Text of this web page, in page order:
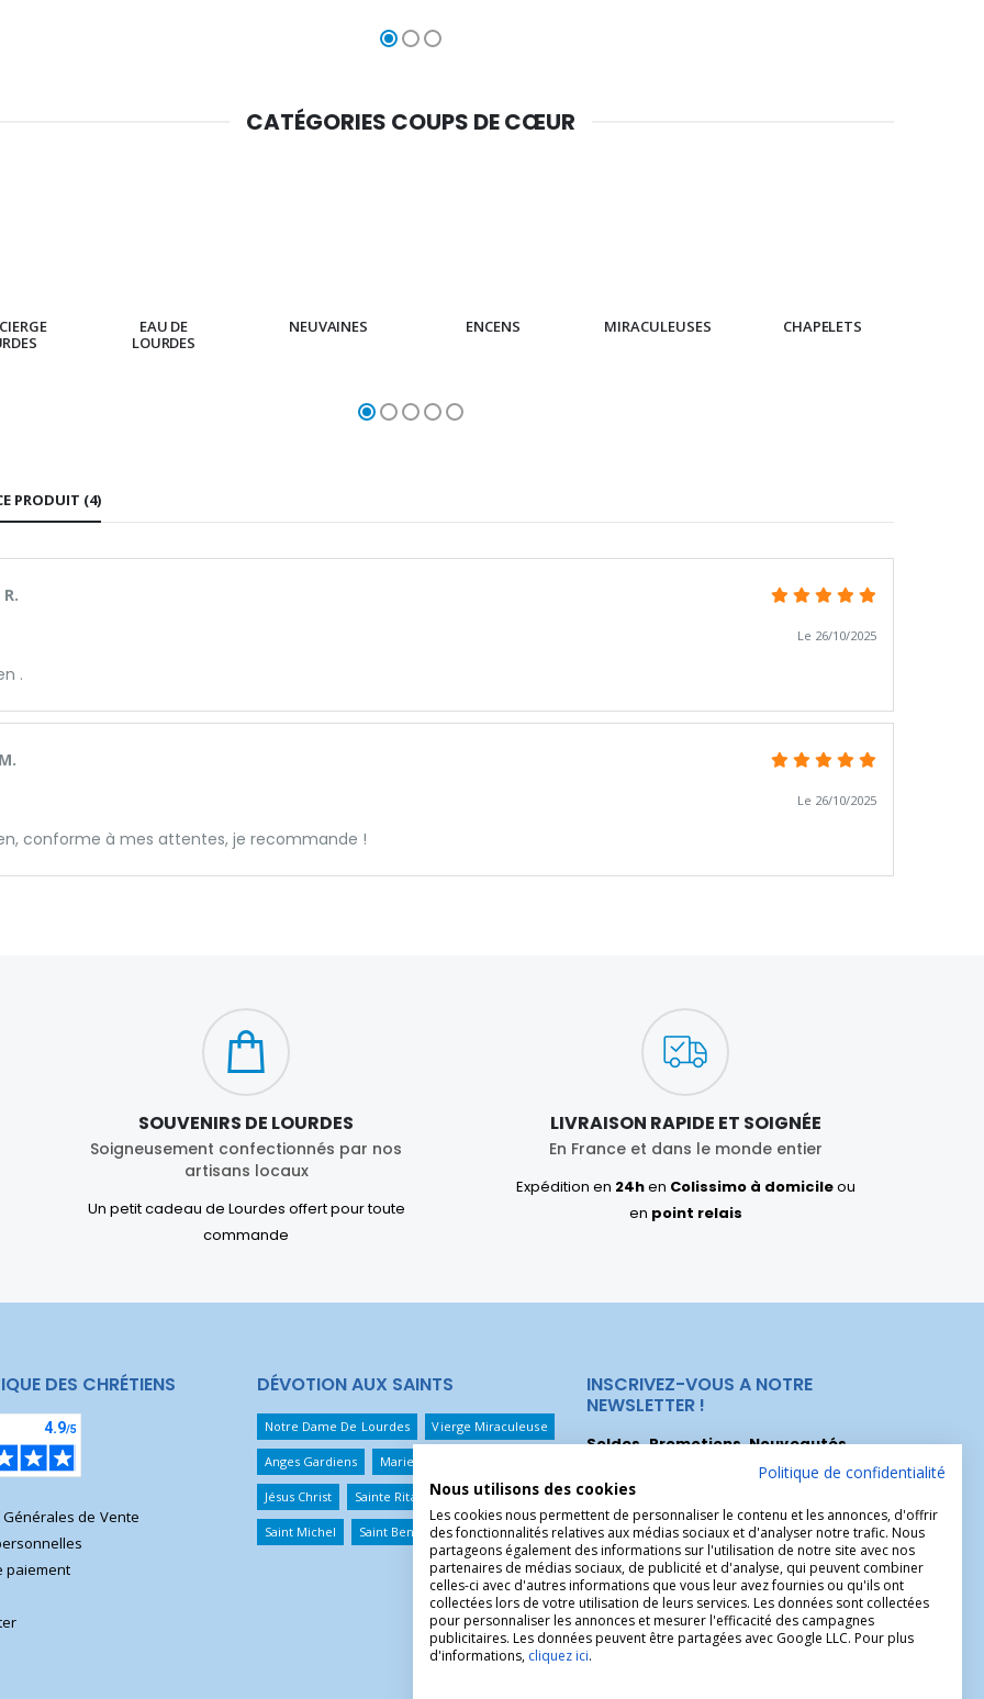
Chapelet de Lourdes en Bois
CATÉGORIES COUPS DE CŒUR
EAU DE
LOURDES
NEUVAINES ENCENS MIRACULEUSES CHAPELETS
PRODUIT (4)
R.
Le 26/10/2025
.
Le 26/10/2025
conforme à mes attentes, je recommande !
SOUVENIRS DE LOURDES
Soigneusement confectionnés par nos
artisans locaux
Un petit cadeau de Lourdes offert pour toute
commande
LIVRAISON RAPIDE ET SOIGNÉE
En France et dans le monde entier
Expédition en 24hen Colissimo à domicileou
en point relais
DES CHRÉTIENS
de Vente
paiement
DÉVOTION AUX SAINTS
Notre Dame De Lourdes Vierge Miraculeuse
Anges Gardiens Marie Qui Défait Les Noeuds
Jésus Christ Sainte Rita Sainte Thérèse
Saint Michel Saint Benoît Saint Christophe
INSCRIVEZ-VOUS A NOTRE
NEWSLETTER !
Soldes, Promotions, Nouveautés...
Inscrivez-vous maintenant pour recevoir
nos meilleures offres.
Politique de confidentialité
Nous utilisons des cookies
Les cookies nous permettent de personnaliser le contenu et les annonces, d'offrir
des fonctionnalités relatives aux médias sociaux et d'analyser notre trafic. Nous
partageons également des informations sur l'utilisation de notre site avec nos
partenaires de médias sociaux, de publicité et d'analyse, qui peuvent combiner
celles-ci avec d'autres informations que vous leur avez fournies ou qu'ils ont
collectées lors de votre utilisation de leurs services. Les données sont collectées
pour personnaliser les annonces et mesurer l'efficacité des campagnes
publicitaires. Les données peuvent être partagées avec Google LLC. Pour plus
d'informations, cliquez ici.